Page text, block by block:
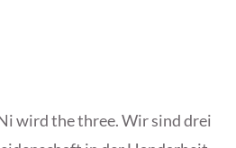
wird the three. Wir sind drei